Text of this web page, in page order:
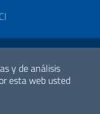
y de análisis
esta web usted